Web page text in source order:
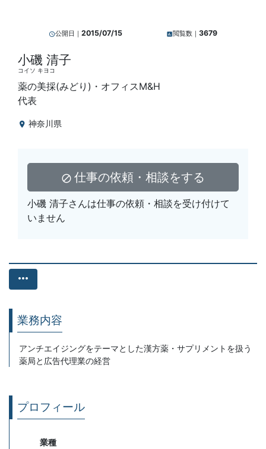
query_builder公開日｜2015/07/15 insert_chart閲覧数｜ 3679
小磯 清子
コイソ キヨコ
薬の美採(みどり)・オフィスM&H
代表
location_on 神奈川県
block 仕事の依頼・相談をする
小磯 清子さんは仕事の依頼・相談を受け付けて
いません
more_horiz
業務内容
アンチエイジングをテーマとした漢方薬・サプリメントを扱う
薬局と広告代理業の経営
プロフィール
業種